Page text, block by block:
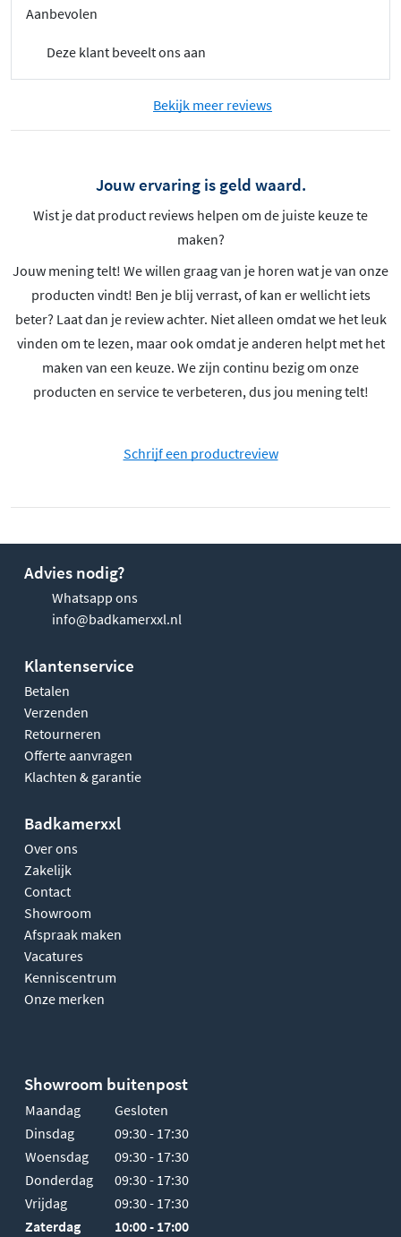
Aanbevolen
Deze klant beveelt ons aan
Bekijk meer reviews
Jouw ervaring is geld waard.
Wist je dat product reviews helpen om de juiste keuze te
maken?
Jouw mening telt! We willen graag van je horen wat je van onze
producten vindt! Ben je blij verrast, of kan er wellicht iets
beter? Laat dan je review achter. Niet alleen omdat we het leuk
vinden om te lezen, maar ook omdat je anderen helpt met het
maken van een keuze. We zijn continu bezig om onze
producten en service te verbeteren, dus jou mening telt!
Schrijf een productreview
Advies nodig?
Whatsapp ons
info@badkamerxxl.nl
Klantenservice
Betalen
Verzenden
Retourneren
Offerte aanvragen
Klachten & garantie
Badkamerxxl
Over ons
Zakelijk
Contact
Showroom
Afspraak maken
Vacatures
Kenniscentrum
Onze merken
Showroom buitenpost
Maandag
Gesloten
Dinsdag
09:30 - 17:30
Woensdag
09:30 - 17:30
Donderdag
09:30 - 17:30
Vrijdag
09:30 - 17:30
Zaterdag
10:00 - 17:00